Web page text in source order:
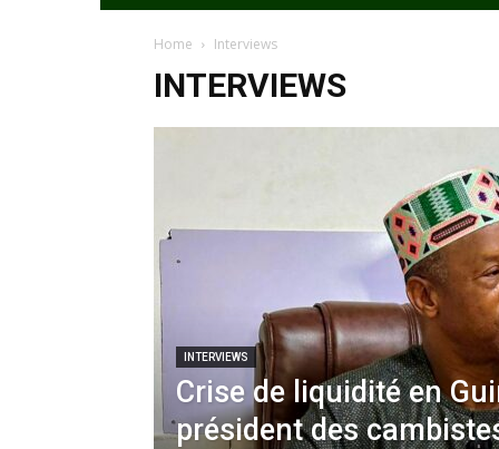
Home Interviews
INTERVIEWS
INTERVIEWS
Crise de liquidité en
président des